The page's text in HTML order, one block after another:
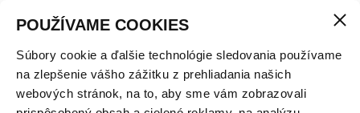
POUŽÍVAME COOKIES
Súbory cookie a ďalšie technológie sledovania používame
na zlepšenie vášho zážitku z prehliadania našich
webových stránok, na to, aby sme vám zobrazovali
GARMIN VIVOACTIVE 6 BLACK